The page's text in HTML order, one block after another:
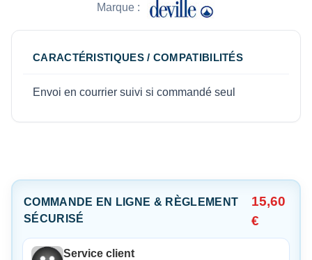
Marque :
CARACTÉRISTIQUES / COMPATIBILITÉS
Envoi en courrier suivi si commandé seul
COMMANDE EN LIGNE & RÈGLEMENT
SÉCURISÉ
15,60
€
Service client